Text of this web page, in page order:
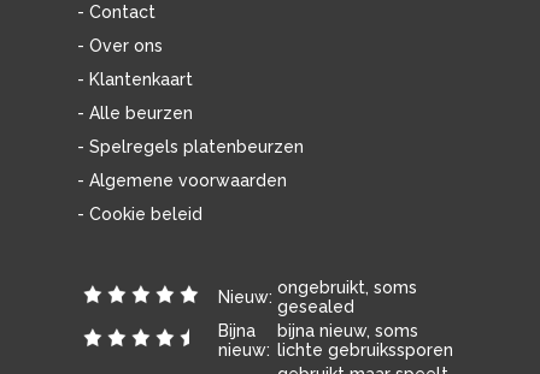
- Contact
- Over ons
- Klantenkaart
- Alle beurzen
- Spelregels platenbeurzen
- Algemene voorwaarden
- Cookie beleid
Nieuw: ongebruikt, soms
gesealed
Bijna
nieuw:
bijna nieuw, soms
lichte gebruikssporen